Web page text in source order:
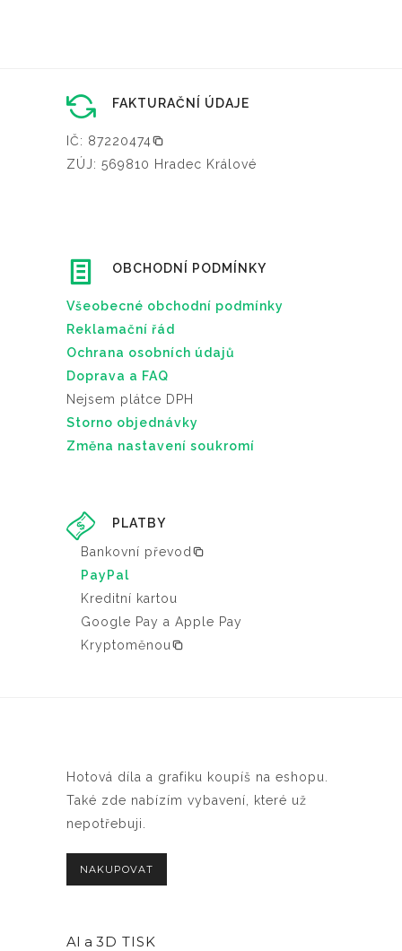
FAKTURAČNÍ ÚDAJE
IČ: 87220474
ZÚJ: 569810 Hradec Králové
OBCHODNÍ PODMÍNKY
Všeobecné obchodní podmínky
Reklamační řád
Ochrana osobních údajů
Doprava a FAQ
Nejsem plátce DPH
Storno objednávky
Změna nastavení soukromí
PLATBY
Bankovní převod
PayPal
Kreditní kartou
Google Pay a Apple Pay
Kryptoměnou
Hotová díla a grafiku koupíš na eshopu.
Také zde nabízím vybavení, které už
nepotřebuji.
NAKUPOVAT
AI a 3D TISK